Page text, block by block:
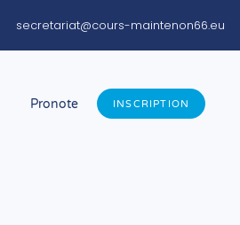
secretariat@cours-maintenon66.eu
Pronote INSCRIPTION